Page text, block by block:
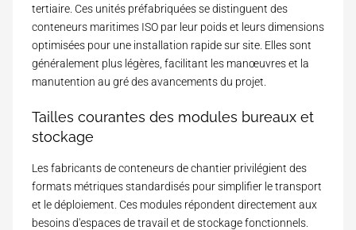
tertiaire. Ces unités préfabriquées se distinguent des
conteneurs maritimes ISO par leur poids et leurs dimensions
optimisées pour une installation rapide sur site. Elles sont
généralement plus légères, facilitant les manœuvres et la
manutention au gré des avancements du projet.
Tailles courantes des modules bureaux et
stockage
Lesfabricants de conteneurs de chantier privilégient des
formats métriques standardisés pour simplifier le transport
et le déploiement. Ces modules répondent directement aux
besoins d'espaces de travail et de stockage fonctionnels.